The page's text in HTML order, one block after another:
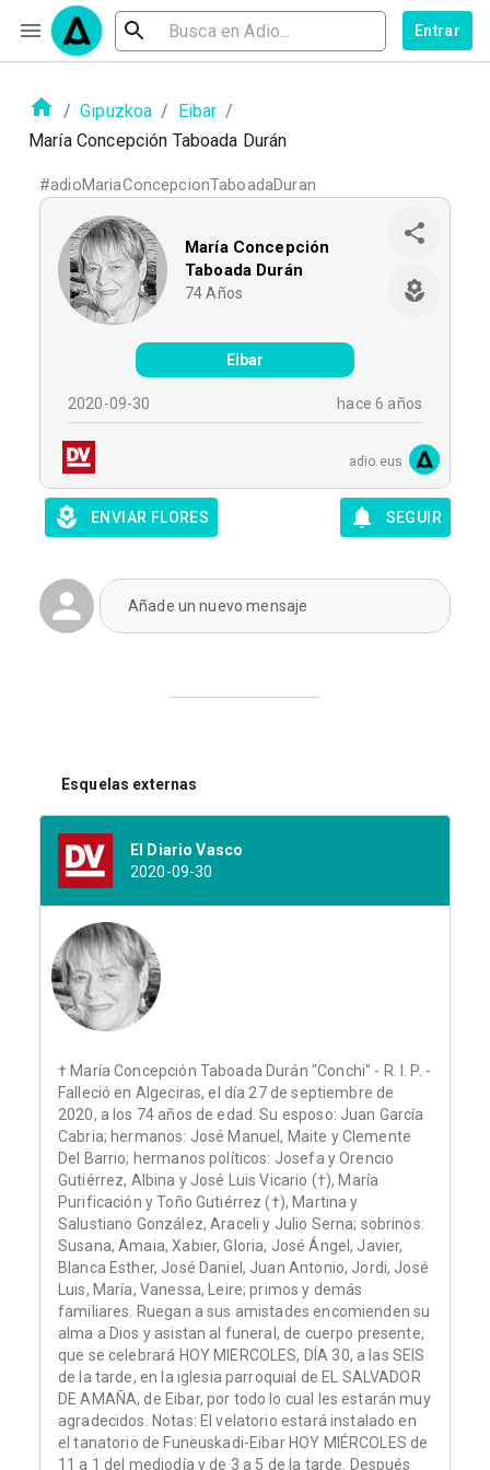
Entrar
/ Gipuzkoa / Eibar /
María Concepción Taboada Durán
#adioMariaConcepcionTaboadaDuran
María Concepción
Taboada Durán
74 Años
Eibar
2020-09-30 hace 6 años
adio.eus
ENVIAR FLORES SEGUIR
Añade un nuevo mensaje
Esquelas externas
El Diario Vasco
2020-09-30
† María Concepción Taboada Durán "Conchi" - R. I. P. -
Falleció en Algeciras, el día 27 de septiembre de
2020, a los 74 años de edad. Su esposo: Juan García
Cabria; hermanos: José Manuel, Maite y Clemente
Del Barrio; hermanos políticos: Josefa y Orencio
Gutiérrez, Albina y José Luis Vicario (†), María
Purificación y Toño Gutiérrez (†), Martina y
Salustiano González, Araceli y Julio Serna; sobrinos:
Susana, Amaia, Xabier, Gloria, José Ángel, Javier,
Blanca Esther, José Daniel, Juan Antonio, Jordi, José
Luis, María, Vanessa, Leire; primos y demás
familiares. Ruegan a sus amistades encomienden su
alma a Dios y asistan al funeral, de cuerpo presente,
que se celebrará HOY MIERCOLES, DÍA 30, a las SEIS
de la tarde, en la iglesia parroquial de EL SALVADOR
DE AMAÑA, de Eibar, por todo lo cual les estarán muy
agradecidos. Notas: El velatorio estará instalado en
el tanatorio de Funeuskadi-Eibar HOY MIÉRCOLES de
11 a 1 del mediodía y de 3 a 5 de la tarde. Después